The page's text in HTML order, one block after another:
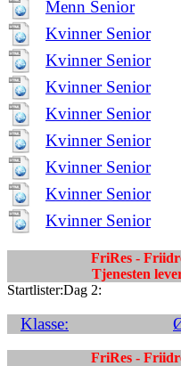
Menn Senior
Kvinner Senior
Kvinner Senior
Kvinner Senior
Kvinner Senior
Kvinner Senior
Kvinner Senior
Kvinner Senior
Kvinner Senior
FriRes -
Tjenesten
Startlister:Dag 2:
Klasse:
FriRes -